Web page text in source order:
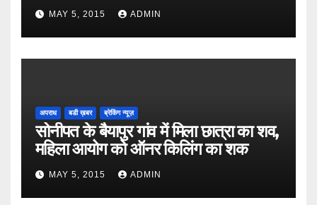
MAY 5, 2015 ADMIN
अपराध बडी ख़बर ब्रेकिंग न्यूज़
सोनीपत के बैयापुर गांव में मिला छात्रा का शव,
महिला आयोग को ऑनर किलिंग का शक
MAY 5, 2015 ADMIN